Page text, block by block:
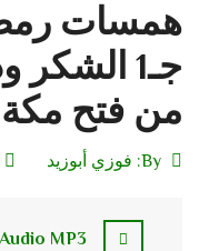
جـ1
من فتح مكة
By: فوزي أبوزيد
Audio MP3